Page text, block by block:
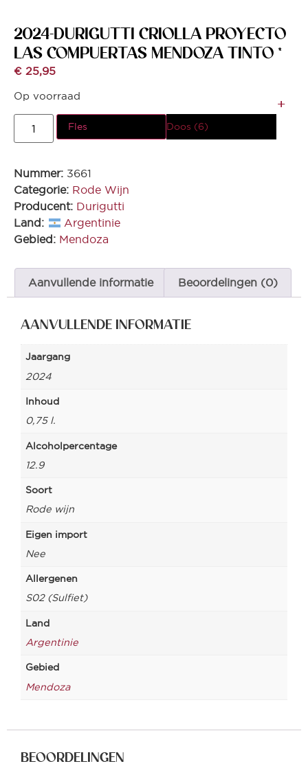
2024-DURIGUTTI CRIOLLA PROYECTO
LAS COMPUERTAS MENDOZA TINTO *
€ 25,95
Op voorraad
Fles Doos (6)
Nummer: 3661
Categorie: Rode Wijn
Producent: Durigutti
Land:
Argentinie
Gebied: Mendoza
Aanvullende informatie Beoordelingen (0)
AANVULLENDE INFORMATIE
Jaargang
2024
Inhoud
0,75 l.
Alcoholpercentage
12.9
Soort
Rode wijn
Eigen import
Nee
Allergenen
S02 (Sulfiet)
Land
Argentinie
Gebied
Mendoza
BEOORDELINGEN